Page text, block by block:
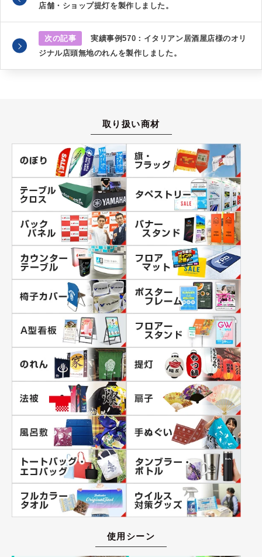
店舗・ショップ提灯を製作しました。
次の記事
実績事例570：イタリアン居酒屋店様のオリ
ジナル店頭無地のれんを製作しました。
取り扱い商材
使用シーン